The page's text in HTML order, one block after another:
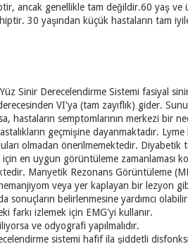
ancak genellikle tam değildir.60 yaş ve
30 yaşından küçük hastaların tam
Sinir Derecelendirme Sistemi fasiyal sinir
VI'ya (tam zayıflık) gider.
semptomlarının merkezi bir
geçmişine dayanmaktadır.
olmadan önerilmemektedir. Diyabetik
en uygun görüntüleme zamanlaması
Manyetik Rezonans Görüntüleme
veya yer kaplayan bir lezyon
sonuçların belirlenmesine yardımcı
farkı izlemek için EMG'yi kullanır.
ve odyografi yapılmalıdır.
sistemi hafif ila şiddetli